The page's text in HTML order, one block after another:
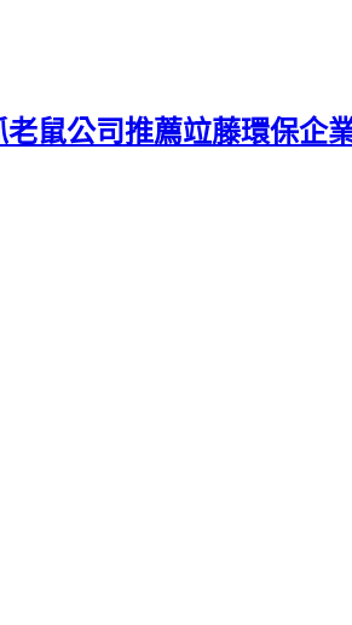
鼠公司推薦竝藤環保企